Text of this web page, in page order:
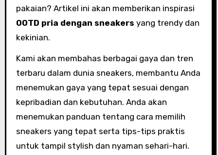
pakaian? Artikel ini akan memberikan inspirasi
OOTD pria dengan sneakers yang trendy dan
kekinian.
Kami akan membahas berbagai gaya dan tren
terbaru dalam dunia sneakers, membantu Anda
menemukan gaya yang tepat sesuai dengan
kepribadian dan kebutuhan. Anda akan
menemukan panduan tentang cara memilih
sneakers yang tepat serta tips-tips praktis
untuk tampil stylish dan nyaman sehari-hari.